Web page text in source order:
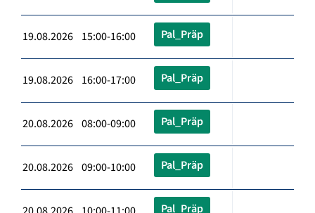
19.08.2026 15:00-16:00 Pal_Präp
19.08.2026 16:00-17:00 Pal_Präp
20.08.2026 08:00-09:00 Pal_Präp
20.08.2026 09:00-10:00 Pal_Präp
Pal_Präp